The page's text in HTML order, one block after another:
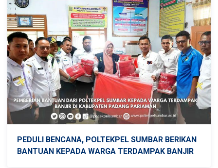
PEDULI BENCANA, POLTEKPEL SUMBAR BERIKAN
BANTUAN KEPADA WARGA TERDAMPAK BANJIR